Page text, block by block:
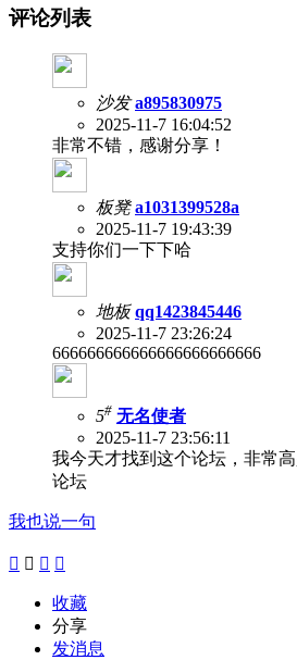
评论列表
沙发 a895830975
2025-11-7 16:04:52
非常不错，感谢分享！
板凳 a1031399528a
2025-11-7 19:43:39
支持你们一下下哈
地板 qq1423845446
2025-11-7 23:26:24
666666666666666666666666
5# 无名使者
2025-11-7 23:56:11
我今天才找到这个论坛，非常
论坛
我也说一句
   
收藏
分享
发消息